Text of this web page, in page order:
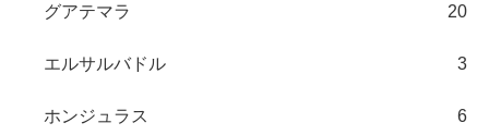
グアテマラ 20
エルサルバドル 3
ホンジュラス 6